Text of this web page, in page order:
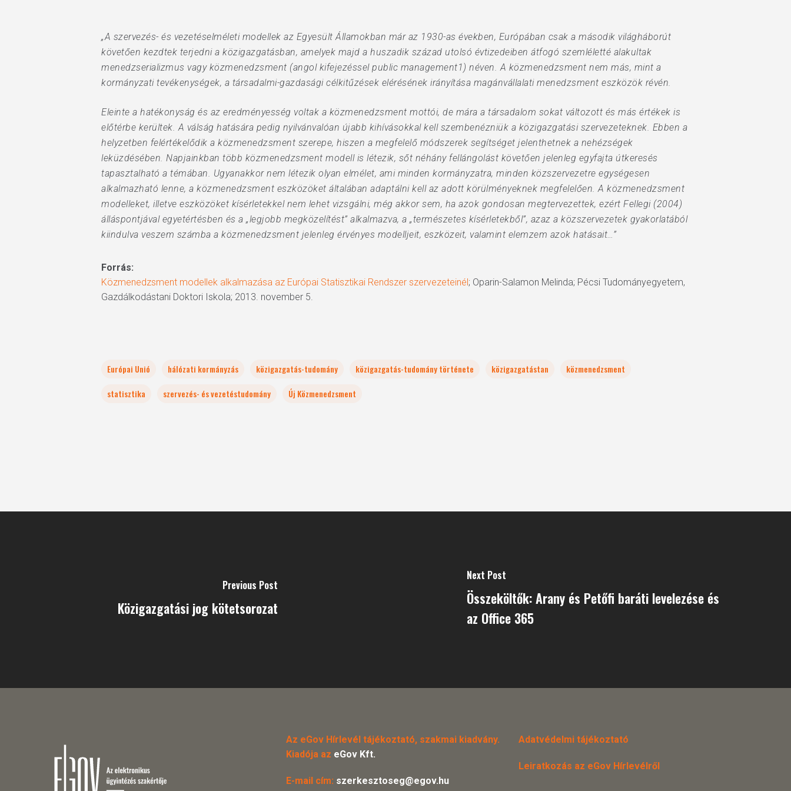
„A szervezés- és vezetéselméleti modellek az Egyesült Államokban már az 1930-as években, Európában csak a második világháborút
követően kezdtek terjedni a közigazgatásban, amelyek majd a huszadik század utolsó évtizedeiben átfogó szemléletté alakultak
menedzserializmus vagy közmenedzsment (angol kifejezéssel public management1) néven. A közmenedzsment nem más, mint a
kormányzati tevékenységek, a társadalmi-gazdasági célkitűzések elérésének irányítása magánvállalati menedzsment eszközök révén.
Eleinte a hatékonyság és az eredményesség voltak a közmenedzsment mottói, de mára a társadalom sokat változott és más értékek is
előtérbe kerültek. A válság hatására pedig nyilvánvalóan újabb kihívásokkal kell szembenézniük a közigazgatási szervezeteknek. Ebben a
helyzetben felértékelődik a közmenedzsment szerepe, hiszen a megfelelő módszerek segítséget jelenthetnek a nehézségek
leküzdésében. Napjainkban több közmenedzsment modell is létezik, sőt néhány fellángolást követően jelenleg egyfajta útkeresés
tapasztalható a témában. Ugyanakkor nem létezik olyan elmélet, ami minden kormányzatra, minden közszervezetre egységesen
alkalmazható lenne, a közmenedzsment eszközöket általában adaptálni kell az adott körülményeknek megfelelően. A közmenedzsment
modelleket, illetve eszközöket kísérletekkel nem lehet vizsgálni, még akkor sem, ha azok gondosan megtervezettek, ezért Fellegi (2004)
álláspontjával egyetértésben és a „legjobb megközelítést” alkalmazva, a „természetes kísérletekből”, azaz a közszervezetek gyakorlatából
kiindulva veszem számba a közmenedzsment jelenleg érvényes modelljeit, eszközeit, valamint elemzem azok hatásait…”
Forrás:
Közmenedzsment modellek alkalmazása az Európai Statisztikai Rendszer szervezeteinél; Oparin-Salamon Melinda; Pécsi Tudományegyetem,
Gazdálkodástani Doktori Iskola; 2013. november 5.
Európai Unió hálózati kormányzás közigazgatás-tudomány közigazgatás-tudomány története közigazgatástan
közmenedzsment
statisztika
szervezés- és vezetéstudomány Új Közmenedzsment
Previous Post
Közigazgatási jog kötetsorozat
Next Post
Összeköltők: Arany és Petőfi baráti levelezése és
az Office 365
Az eGov Hírlevél tájékoztató, szakmai kiadvány.
Kiadója az eGov Kft.
E-mail cím: szerkesztoseg@egov.hu
Adatvédelmi tájékoztató
Leiratkozás az eGov Hírlevélről